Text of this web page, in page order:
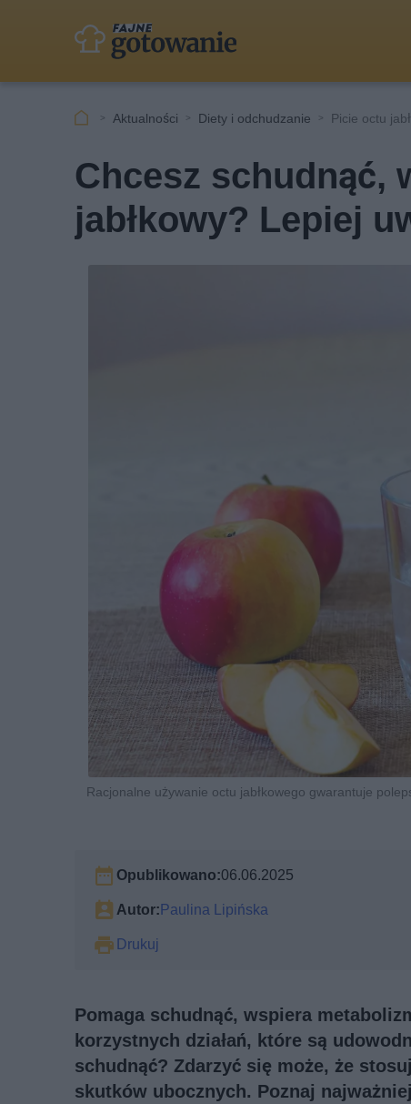
Aktualności Diety i odchudzanie Picie octu
Chcesz schudnąć,
jabłkowy? Lepiej
Racjonalne używanie octu jabłkowego gwarantuje
Opublikowano:06.06.2025
Autor:Paulina Lipińska
Drukuj
Pomaga schudnąć, wspiera
korzystnych działań, które są
schudnąć? Zdarzyć się może, że
skutków ubocznych. Poznaj